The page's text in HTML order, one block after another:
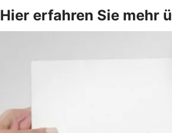
Hier erfahren Sie mehr